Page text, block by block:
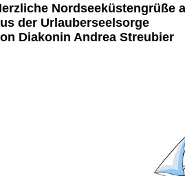
Nordseeküstengrüße
der Urlauberseelsorge
Diakonin Andrea Streubier